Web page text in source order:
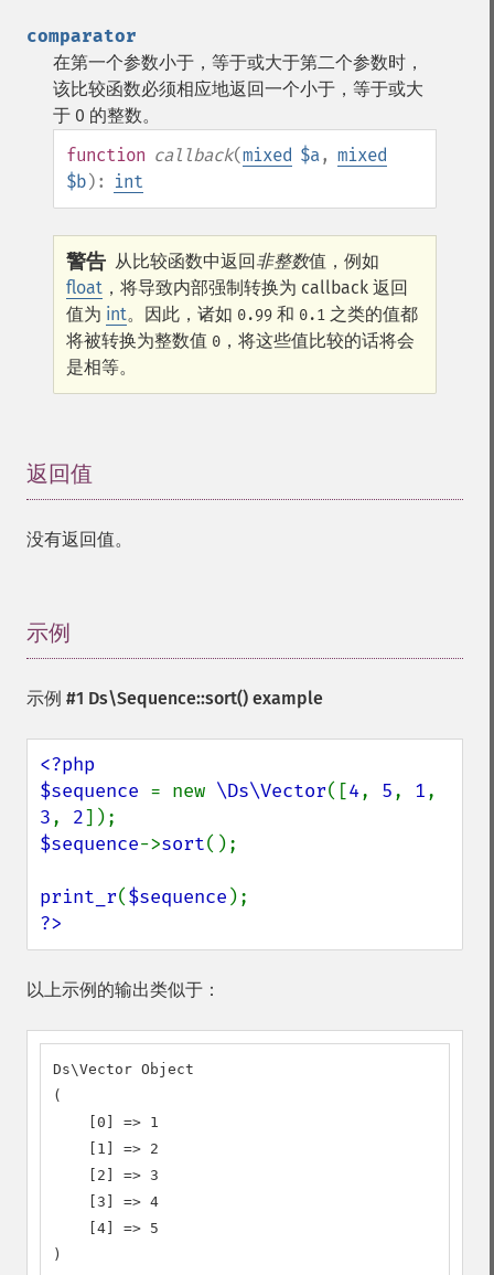
comparator
在第一个参数小于，等于或大于第二个参数时，
该比较函数必须相应地返回一个小于，等于或大
于 0 的整数。
function callback(mixed $a, mixed
$b): int
警告 从比较函数中返回非整数值，例如
float ，将导致内部强制转换为 callback 返回
值为 int。因此，诸如 0.99 和 0.1 之类的值都
将被转换为整数值 0 ，将这些值比较的话将会
是相等。
返回值
没有返回值。
示例
示例 #1 Ds\Sequence::sort() example
<?php
$sequence = new \Ds\Vector([4, 5, 1
3, 2
$sequence->sort();
print_r($sequence
?>
以上示例的输出类似于：
Ds\Vector Object
(
    [0] => 1
    [1] => 2
    [2] => 3
    [3] => 4
    [4] => 5
)